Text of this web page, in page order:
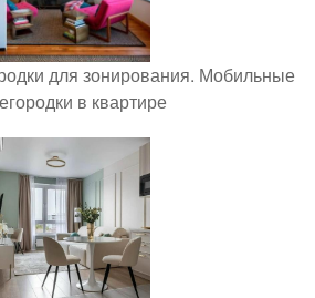
для зонирования. Мобильные
в квартире